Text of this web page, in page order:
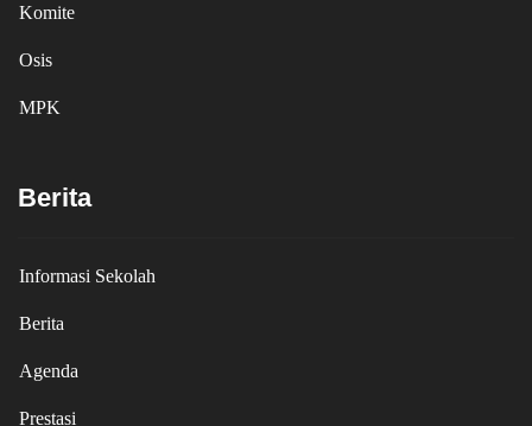
Komite
Osis
MPK
Berita
Informasi Sekolah
Berita
Agenda
Prestasi